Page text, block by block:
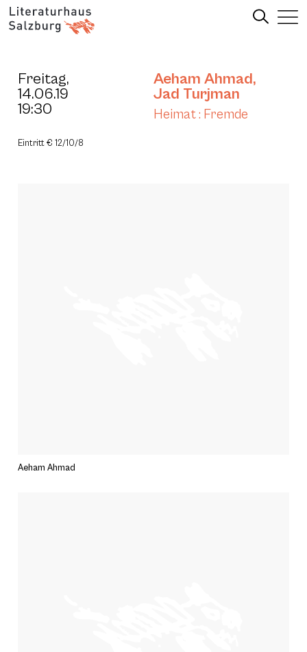
Freitag,
14.06.19
19:30
Aeham Ahmad,
Jad Turjman
Heimat : Fremde
Eintritt € 12/10/8
Aeham Ahmad